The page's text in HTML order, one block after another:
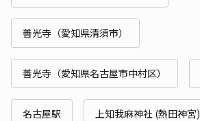
善光寺（愛知県清須市）
善光寺（愛知県名古屋市中村区）
名古屋駅 上知我麻神社 (熱田神宮)